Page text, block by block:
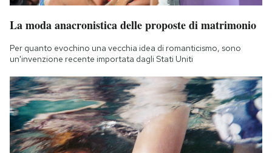
La moda anacronistica delle proposte di matrimonio
Per quanto evochino una vecchia idea di romanticismo, sono
un'invenzione recente importata dagli Stati Uniti